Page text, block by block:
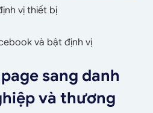
vị thiết bị
và bật định vị
sang danh
và thương